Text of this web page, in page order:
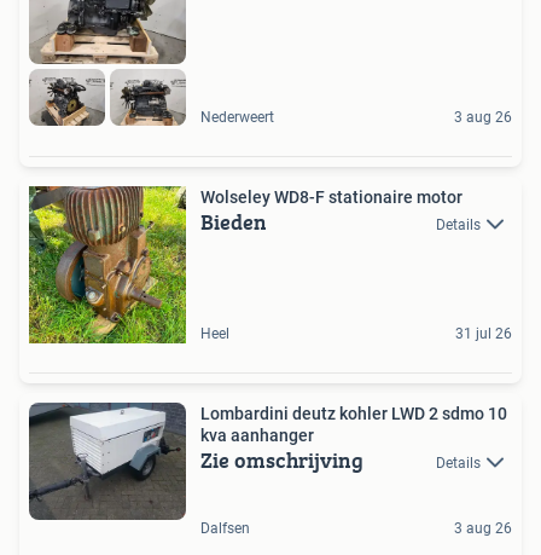
Nederweert 3 aug 26
Wolseley WD8-F stationaire motor
Bieden Details
Heel 31 jul 26
Lombardini deutz kohler LWD 2 sdmo 10
kva aanhanger
Zie omschrijving Details
Dalfsen 3 aug 26